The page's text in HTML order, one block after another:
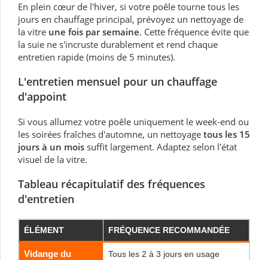
En plein cœur de l'hiver, si votre poêle tourne tous les
jours en chauffage principal, prévoyez un nettoyage de
la vitre une fois par semaine. Cette fréquence évite que
la suie ne s'incruste durablement et rend chaque
entretien rapide (moins de 5 minutes).
L'entretien mensuel pour un chauffage
d'appoint
Si vous allumez votre poêle uniquement le week-end ou
les soirées fraîches d'automne, un nettoyage tous les 15
jours à un mois suffit largement. Adaptez selon l'état
visuel de la vitre.
Tableau récapitulatif des fréquences
d'entretien
ÉLÉMENT FRÉQUENCE RECOMMANDÉE
Vidange du
Tous les 2 à 3 jours en usage